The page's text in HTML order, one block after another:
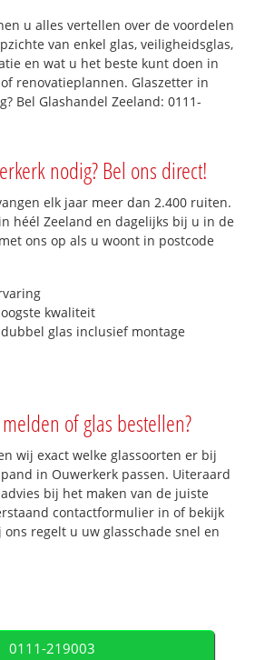
u alles vertellen over de voordelen
van enkel glas, veiligheidsglas,
en wat u het beste kunt doen in
renovatieplannen. Glaszetter in
Bel Glashandel Zeeland: 0111-
nodig? Bel ons direct!
elk jaar meer dan 2.400 ruiten.
héél Zeeland en dagelijks bij u in de
ons op als u woont in postcode
kwaliteit
glas inclusief montage
of glas bestellen?
wij exact welke glassoorten er bij
in Ouwerkerk passen. Uiteraard
bij het maken van de juiste
contactformulier in of bekijk
ons regelt u uw glasschade snel en
0111-219003